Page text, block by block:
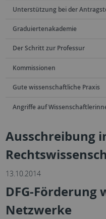
Unterstützung bei der
Graduiertenakademie
Der Schritt zur Professur
Kommissionen
Gute wissenschaftliche Praxis
Angriffe auf
Ausschreibung
13.10.2014
DFG-Förderung
Netzwerke